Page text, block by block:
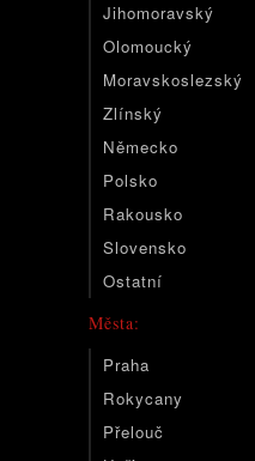
Jihomoravský
Olomoucký
Moravskoslezský
Zlínský
Německo
Polsko
Rakousko
Slovensko
Ostatní
Města:
Praha
Rokycany
Přelouč